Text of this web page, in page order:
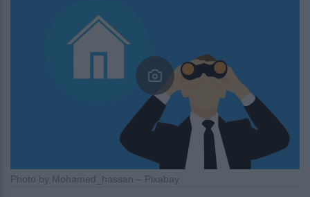
Photo by Mohamed_hassan – Pixabay